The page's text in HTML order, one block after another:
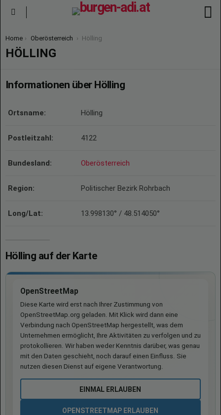
You are here:
Home Oberösterreich Hölling
HÖLLING
Informationen über Hölling
Ortsname: Hölling
Postleitzahl: 4122
Bundesland: Oberösterreich
Region: Politischer Bezirk Rohrbach
Long/Lat: 13.998130° / 48.514050°
Hölling auf der Karte
OpenStreetMap
Diese Karte wird erst nach Ihrer Zustimmung von
OpenStreetMap.org geladen. Mit Klick wird dann eine
Verbindung nach OpenStreetMap hergestellt, was dem
Unternehmen ermöglicht, Ihre Aktivitäten zu verfolgen und zu
protokollieren. Wir haben weder Kenntnis darüber, was genau
mit den Daten geschieht, noch darauf einen Einfluss. Sie
nutzen diesen Dienst auf eigene Verantwortung.
EINMAL ERLAUBEN
OPENSTREETMAP ERLAUBEN